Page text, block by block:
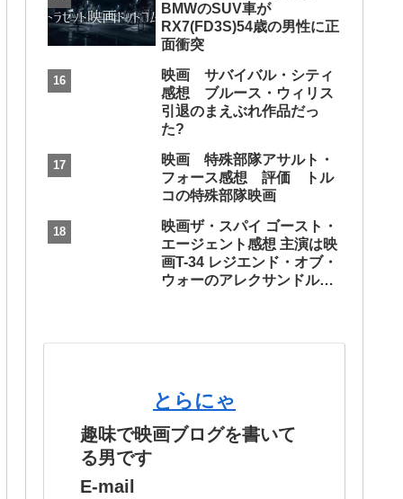
BMWのSUV車が
RX7(FD3S)54歳の男性に正
面衝突
映画 サバイバル・シティ
感想 ブルース・ウィリス
引退のまえぶれ作品だっ
た?
映画 特殊部隊アサルト・
フォース感想 評価 トル
コの特殊部隊映画
映画ザ・スパイ ゴースト・
エージェント感想 主演は映
画T-34 レジエンド・オブ・
ウォーのアレクサンドル・
とらにゃ
趣味で映画ブログを書いて
る男です
E-mail